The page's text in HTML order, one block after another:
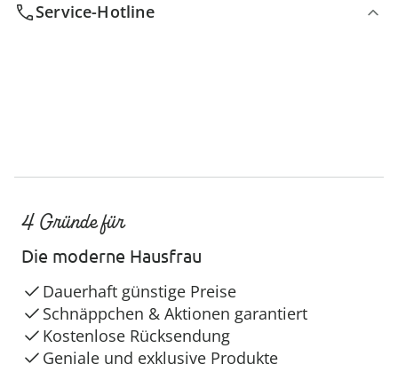
Service-Hotline
4 Gründe für
Die moderne Hausfrau
Dauerhaft günstige Preise
Schnäppchen & Aktionen garantiert
Kostenlose Rücksendung
Geniale und exklusive Produkte